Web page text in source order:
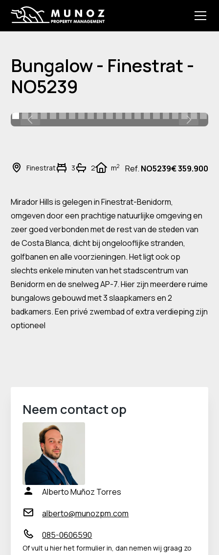
Bungalow - Finestrat -
NO5239
Finestrat 3 2 m2 Ref. NO5239€ 359.900
Mirador Hills is gelegen in Finestrat-Benidorm,
omgeven door een prachtige natuurlijke omgeving en
zeer goed verbonden met de rest van de steden van
de Costa Blanca, dicht bij ongelooflijke stranden,
golfbanen en alle voorzieningen. Het ligt ook op
slechts enkele minuten van het stadscentrum van
Benidorm en de snelweg AP-7. Hier zijn meerdere ruime
bungalows gebouwd met 3 slaapkamers en 2
badkamers. Een privé zwembad of extra verdieping zijn
optioneel
Neem contact op
Alberto Muñoz Torres
alberto@munozpm.com
085-0606590
Of vult u hier het formulier in, dan nemen wij graag zo